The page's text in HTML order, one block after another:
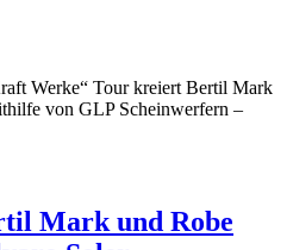
Werke“ Tour kreiert Bertil Mark
von GLP Scheinwerfern –
Mark und Robe